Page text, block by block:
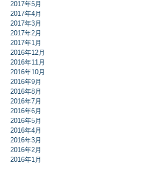
2017年5月
2017年4月
2017年3月
2017年2月
2017年1月
2016年12月
2016年11月
2016年10月
2016年9月
2016年8月
2016年7月
2016年6月
2016年5月
2016年4月
2016年3月
2016年2月
2016年1月